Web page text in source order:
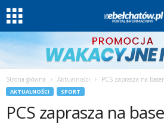
Strona główna Aktualności PCS zaprasza na
AKTUALNOŚCI SPORT
PCS zaprasza na